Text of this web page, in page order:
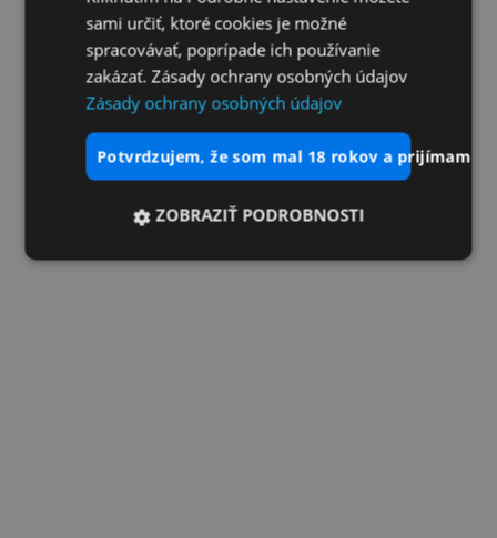
sami určiť, ktoré cookies je možné
spracovávať, poprípade ich používanie
zakázať. Zásady ochrany osobných údajov
Zásady ochrany osobných údajov
potvrdzujem, že som mal 18 rokov a prijímam
ZOBRAZIŤ PODROBNOSTI